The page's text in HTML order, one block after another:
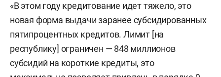
«В этом году кредитование идет тяжело, это
новая форма выдачи заранее субсидированных
пятипроцентных кредитов. Лимит [на
республику] ограничен — 848 миллионов
субсидий на короткие кредиты, это